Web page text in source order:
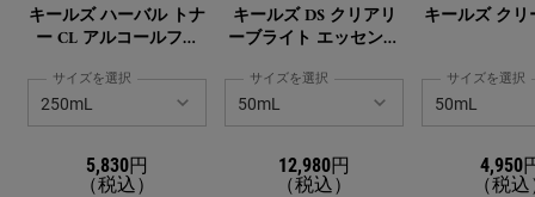
キールズ ハーバル トナ
ー CL アルコールフリ
サイズを選択
5,830円
（税込）
キールズ DS クリアリ
ーブライト エッセンス
サイズを選択
12,980円
（税込）
キールズ クリ
サイズを選択
4,950
（税